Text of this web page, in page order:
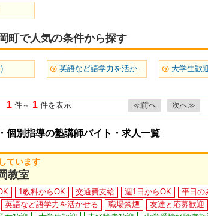
町で人気の条件から探す
英語など語学力を活かせる(1) 大学生歓
1 件～ 1 件を表示 ≪前へ 次へ≫
個別指導の塾講師バイト・求人一覧
ています
教室
1教科からOK 交通費支給 週1日からOK 平日の
英語など語学力を活かせる 職場禁煙 友達と応募歓迎